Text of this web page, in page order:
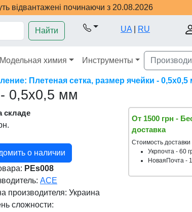
відвантажені починаючи з 20.08.2026
Найти UA RU
Модельная химия Инструменты
Плетеная сетка, размер ячейки - 0,5х0,5
0,5х0,5 мм
складе
о наличии
PEs008
ACE
производителя: Украина
сложности:
От 1500 грн -
доставка
Стоимость доставки
Укрпочта - 60
НоваяПочта -